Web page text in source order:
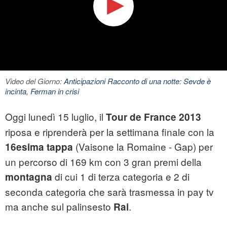
Video del Giorno:Anticipazioni Racconto di una notte: Sevde è
incinta, Ferman in crisi
Oggi lunedì 15 luglio, il Tour de France 2013
riposa e riprenderà per la settimana finale con la
16esima tappa (Vaisone la Romaine - Gap) per
un percorso di 169 km con 3 gran premi della
montagna di cui 1 di terza categoria e 2 di
seconda categoria che sarà trasmessa in pay tv
ma anche sul palinsesto Rai.